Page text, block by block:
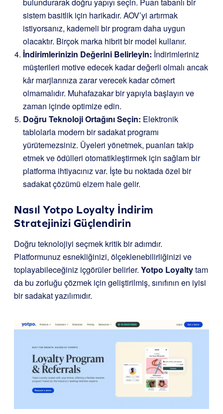
sistem basitlik için harikadır. AOV’yi artırmak
istiyorsanız, kademeli bir program daha uygun
olacaktır. Birçok marka hibrit bir model kullanır.
İndirimlerinizin Değerini Belirleyin: İndirimleriniz
müşterileri motive edecek kadar değerli olmalı ancak
kâr marjlarınıza zarar verecek kadar cömert
olmamalıdır. Muhafazakar bir yapıyla başlayın ve
zaman içinde optimize edin.
Doğru Teknoloji Ortağını Seçin: Elektronik
tablolarla modern bir sadakat programı
yürütemezsiniz. Üyeleri yönetmek, puanları takip
etmek ve ödülleri otomatikleştirmek için sağlam bir
platforma ihtiyacınız var. İşte bu noktada özel bir
sadakat çözümü elzem hale gelir.
Nasıl Yotpo Loyalty İndirim
Stratejinizi Güçlendirin
Doğru teknolojiyi seçmek kritik bir adımdır.
Platformunuz esnekliğinizi, ölçeklenebilirliğinizi ve
toplayabileceğiniz içgörüler belirler. Yotpo Loyaltytam
da bu zorluğu çözmek için geliştirilmiş, sınıfının en iyisi
bir sadakat yazılımıdır.